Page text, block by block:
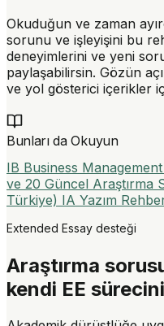
Okuduğun ve zaman
sorunu ve işleyişini bu
deneyimlerini ve yeni
paylaşabilirsin. Gözün
ve yol gösterici içerikler
Bunları da Okuyun
IB Business
ve 20 Güncel Araştırma
Türkiye) IA Yazım
Extended Essay desteği
Araştırma
kendi EE